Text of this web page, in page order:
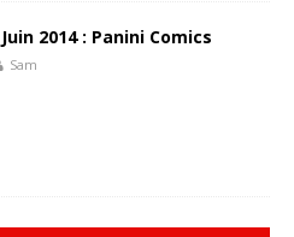
2014 : Panini Comics
Sam